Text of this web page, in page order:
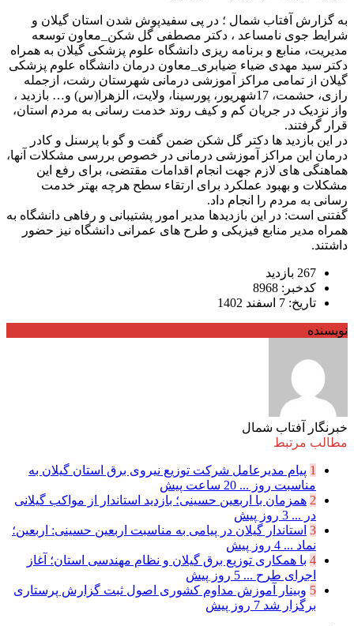
به گزارش آفتاب شمال ؛ در پی سفیدپوش شدن استان گیلان و
شرایط جوی نامساعد ، دکتر مصطفی گل شکن_معاون توسعه
مدیریت، منابع و برنامه ریزی دانشگاه علوم پزشکی گیلان به همراه
دکتر سید مهدی ضیاء ‌ضیابری_معاون درمان دانشگاه علوم پزشکی
گیلان از تمامی مراکز آموزشی درمانی شهرستان رشت، ازجمله
رازی، حشمت، 17شهریور، پورسینا، ولایت، الزهرا(س) و… بازدید ،
واز نزدیک در جریان کم و کیف روند خدمت رسانی به مردم استان،
قرار گرفتند.
در این بازدید ها دکتر گل شکن ضمن گفت و گو با پرسنل و کادر
درمان این مراکز آموزشی درمانی در خصوص بررسی مشکلات آنها،
هماهنگی های لازم جهت انجام اقدامات مقتضی، برای رفع این
مشکلات و بهبود عملکرد برای ارتقاء سطح هرچه بهتر خدمت
رسانی به مردم را انجام داد.
گفتنی است: در این بازدیدها مدیر امور پشتیبانی و رفاهی دانشگاه به
همراه مدیر منابع فیزیکی و طرح های عمرانی دانشگاه نیز حضور
داشتند.
267 بازدید
کدخبر: 8968
تاریخ: 7 اسفند 1402
نویسنده
خبرنگار آفتاب شمال
مطالب مرتبط
1 پیام مدیرعامل شركت توزیع نیروی برق استان گیلان به
مناسبت روز ... 20 ساعت پیش
2 همزمان با اربعین حسینی؛ بازدید استاندار از مواکب گیلانی
در ... 3 روز پیش
3 استاندار گیلان در پیامی به مناسبت اربعین حسینی: اربعین؛
نماد ... 4 روز پیش
4 با همکاری توزیع برق گیلان و نظام مهندسی استان؛ آغاز
اجرای طرح ... 5 روز پیش
5 وبینار آموزش مداوم کشوری اصول ثبت گزارش پرستاری
برگزار شد 7 روز پیش